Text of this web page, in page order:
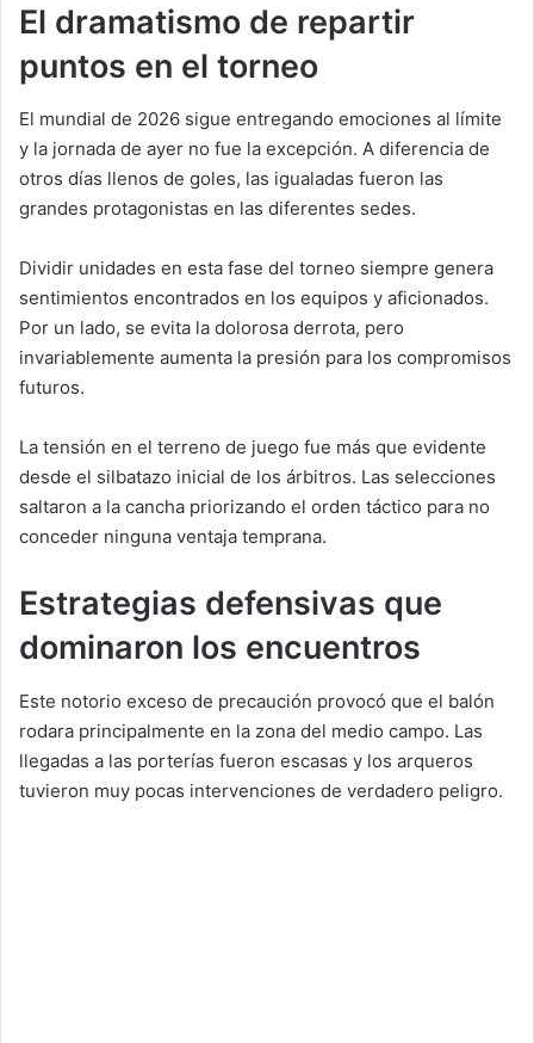
El dramatismo de repartir
puntos en el torneo
El mundial de 2026 sigue entregando emociones al límite
y la jornada de ayer no fue la excepción. A diferencia de
otros días llenos de goles, las igualadas fueron las
grandes protagonistas en las diferentes sedes.
Dividir unidades en esta fase del torneo siempre genera
sentimientos encontrados en los equipos y aficionados.
Por un lado, se evita la dolorosa derrota, pero
invariablemente aumenta la presión para los compromisos
futuros.
La tensión en el terreno de juego fue más que evidente
desde el silbatazo inicial de los árbitros. Las selecciones
saltaron a la cancha priorizando el orden táctico para no
conceder ninguna ventaja temprana.
Estrategias defensivas que
dominaron los encuentros
Este notorio exceso de precaución provocó que el balón
rodara principalmente en la zona del medio campo. Las
llegadas a las porterías fueron escasas y los arqueros
tuvieron muy pocas intervenciones de verdadero peligro.